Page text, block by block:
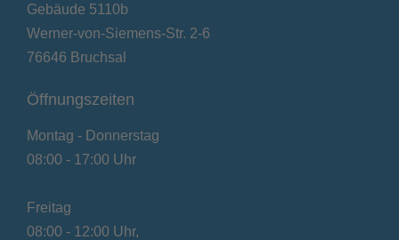
Gebäude 5110b
Werner-von-Siemens-Str. 2-6
76646 Bruchsal
Öffnungszeiten
Montag - Donnerstag
08:00 - 17:00 Uhr
Freitag
08:00 - 12:00 Uhr,